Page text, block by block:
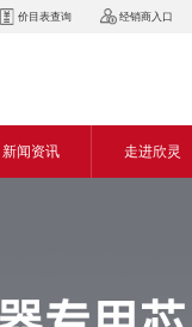
价目表查询 经销商入口
新闻资讯 走进欣灵